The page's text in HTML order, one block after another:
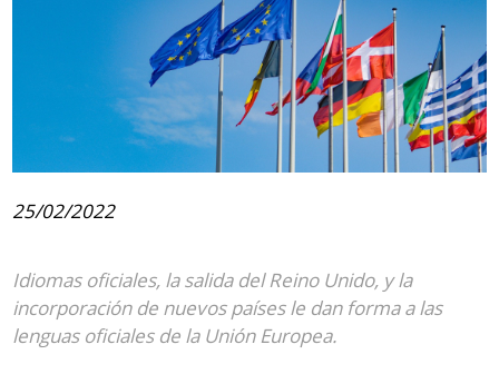
25/02/2022
Idiomas oficiales, la salida del Reino Unido, y la
incorporación de nuevos países le dan forma a las
lenguas oficiales de la Unión Europea.